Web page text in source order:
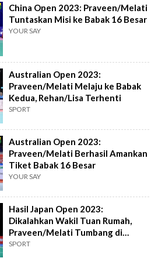
China Open 2023: Praveen/Melati
Tuntaskan Misi ke Babak 16 Besar
YOUR SAY
Australian Open 2023:
Praveen/Melati Melaju ke Babak
Kedua, Rehan/Lisa Terhenti
SPORT
Australian Open 2023:
Praveen/Melati Berhasil Amankan
Tiket Babak 16 Besar
YOUR SAY
Hasil Japan Open 2023:
Dikalahkan Wakil Tuan Rumah,
Praveen/Melati Tumbang di
Babak Pertama
SPORT